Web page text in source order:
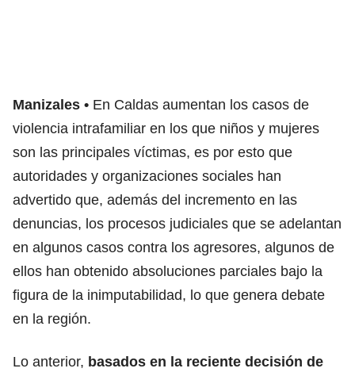
Manizales
En Caldas aumentan los casos de
violencia intrafamiliar en los que niños y mujeres
son las principales víctimas, es por esto que
autoridades y organizaciones sociales han
advertido que, además del incremento en las
denuncias, los procesos judiciales que se adelantan
en algunos casos contra los agresores, algunos de
ellos han obtenido absoluciones parciales bajo la
figura de la inimputabilidad, lo que genera debate
en la región.
Lo anterior, basados en la reciente decisión de